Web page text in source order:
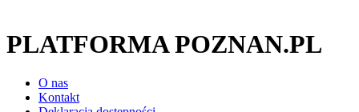
PLATFORMA POZNAN.PL
O nas
Kontakt